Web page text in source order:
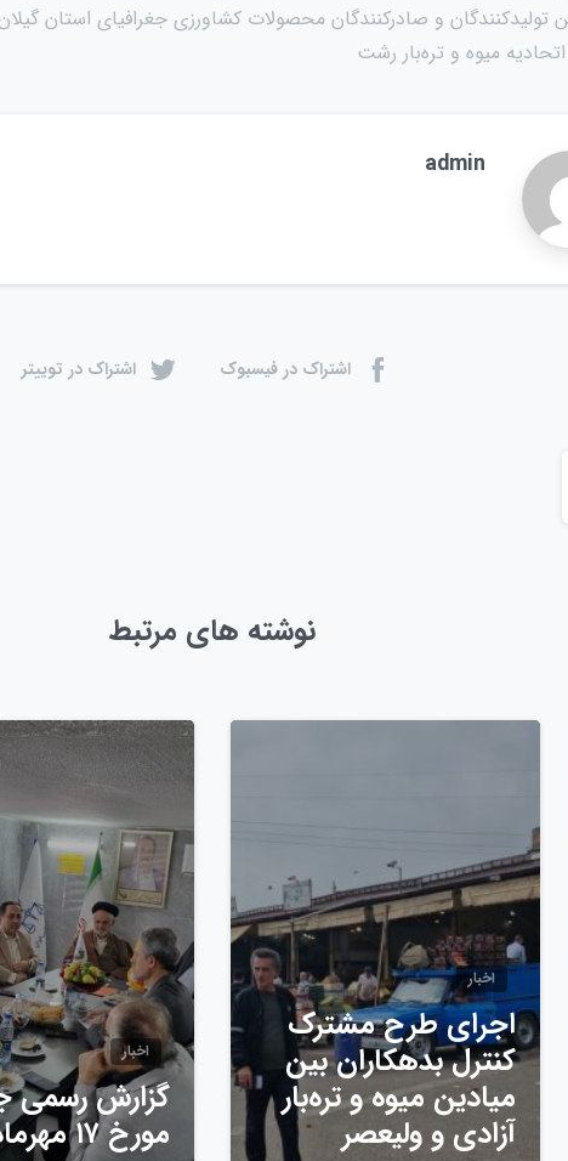
تولیدکنندگان و صادرکنندگان محصولات کشاورزی جغرافیای استان
میوه و تره‌بار رشت
admin
اشتراک در فیسبوک اشتراک در توییتر
نوشته های مرتبط
اخبار
اجرای طرح مشترک
کنترل بدهکاران بین
میادین میوه و تره‌بار
آزادی و ولیعصر
اخبار
گزارش رسمی
مورخ ۱۷ مهرماه ۱۴۰۴